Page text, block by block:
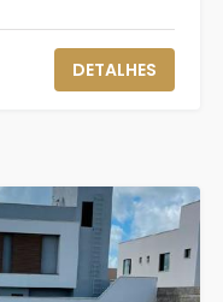
DETALHES